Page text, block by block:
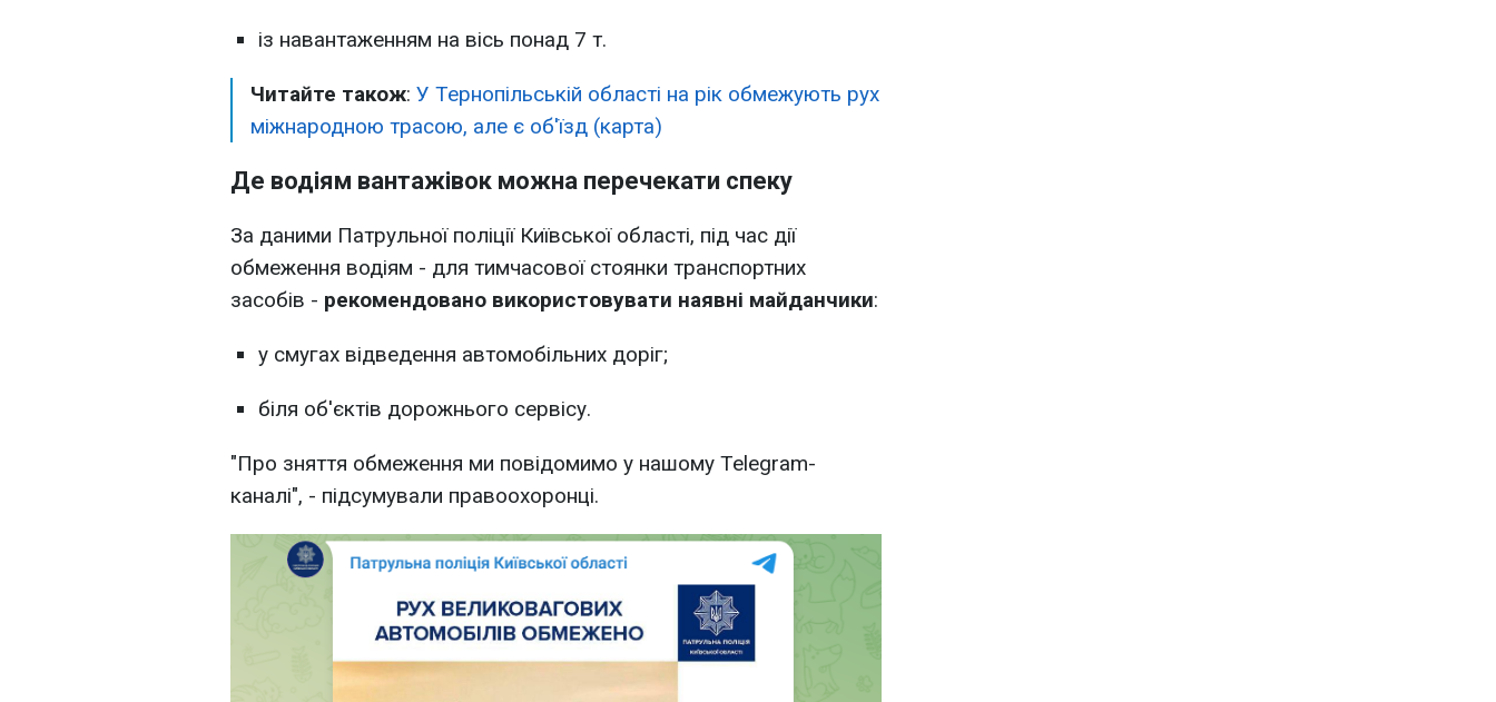
із навантаженням на вісь понад 7 т.
Читайте також: У Тернопільській області на рік обмежують рух
міжнародною трасою, але є об'їзд (карта)
Де водіям вантажівок можна перечекати спеку
За даними Патрульної поліції Київської області, під час дії
обмеження водіям - для тимчасової стоянки транспортних
засобів - рекомендовано використовувати наявні майданчики:
у смугах відведення автомобільних доріг;
біля об'єктів дорожнього сервісу.
"Про зняття обмеження ми повідомимо у нашому Telegram-
каналі", - підсумували правоохоронці.